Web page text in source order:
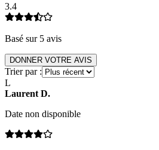
3.4
Basé sur 5 avis
DONNER VOTRE AVIS
Trier par :
L
Laurent D.
Date non disponible